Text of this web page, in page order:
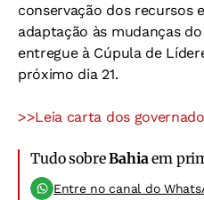
conservação dos recursos
adaptação às mudanças
entregue à Cúpula de
próximo dia 21.
>>Leia carta dos
Tudo sobreBahia em
Entre no canal do